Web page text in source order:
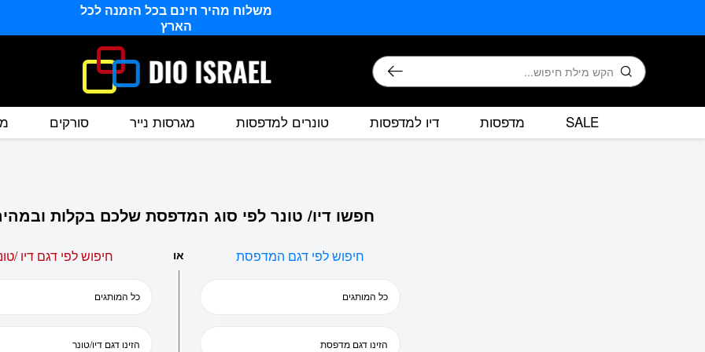
משלוח מהיר חינם בכל הזמנה לכל
הארץ
חיפוש
SALE מדפסות דיו למדפסות טונרים למדפסות מגרסות נייר סורקים
חפשו דיו/ טונר לפי סוג המדפסת שלכם בקלות
חיפוש לפי דגם המדפסת או חיפוש לפי דגם דיו /